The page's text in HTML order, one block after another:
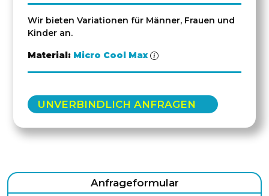
Wir bieten Variationen für Männer, Frauen und
Kinder an.
Material: Micro Cool Max
UNVERBINDLICH ANFRAGEN
Anfrageformular